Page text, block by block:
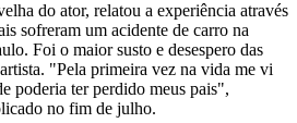
do ator, relatou a experiência através
sofreram um acidente de carro na
Foi o maior susto e desespero das
"Pela primeira vez na vida me vi
poderia ter perdido meus pais",
no fim de julho.